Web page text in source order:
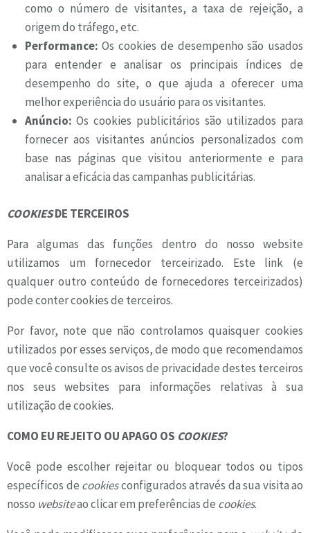
como o número de visitantes, a taxa de rejeição, a
origem do tráfego, etc.
Performance: Os cookies de desempenho são usados
para entender e analisar os principais índices de
desempenho do site, o que ajuda a oferecer uma
melhor experiência do usuário para os visitantes.
Anúncio: Os cookies publicitários são utilizados para
fornecer aos visitantes anúncios personalizados com
base nas páginas que visitou anteriormente e para
analisar a eficácia das campanhas publicitárias.
COOKIESDE TERCEIROS
Para algumas das funções dentro do nosso website
utilizamos um fornecedor terceirizado. Este link (e
qualquer outro conteúdo de fornecedores terceirizados)
pode conter cookies de terceiros.
Por favor, note que não controlamos quaisquer cookies
utilizados por esses serviços, de modo que recomendamos
que você consulte os avisos de privacidade destes terceiros
nos seus websites para informações relativas à sua
utilização de cookies.
COMO EU REJEITO OU APAGO OS COOKIES?
Você pode escolher rejeitar ou bloquear todos ou tipos
específicos de cookiesconfigurados através da sua visita ao
nosso websiteao clicar em preferências de cookies.